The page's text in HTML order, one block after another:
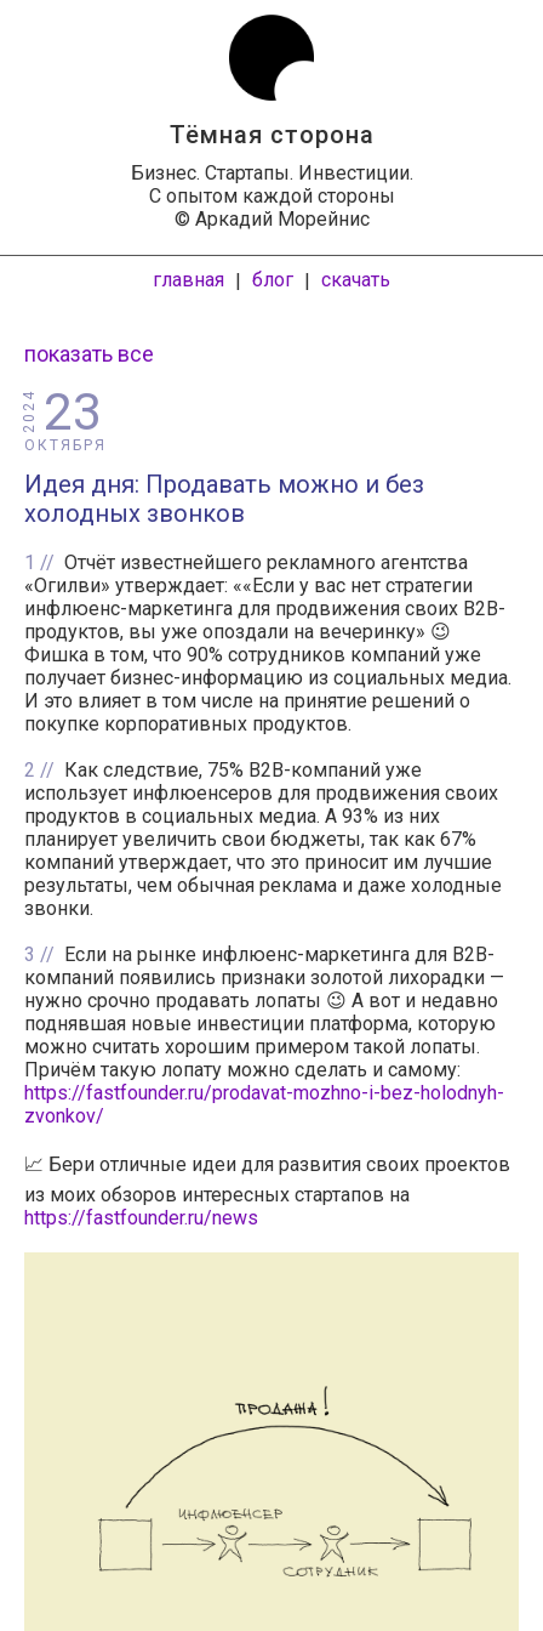
Тёмная сторона
Бизнес. Стартапы. Инвестиции.
С опытом каждой стороны
© Аркадий Морейнис
главная | блог | скачать
показать все
23
ОКТЯБРЯ
2024
Идея дня: Продавать можно и без
холодных звонков
1
Отчёт известнейшего рекламного агентства
«Огилви» утверждает: ««Если у вас нет стратегии
инфлюенс-маркетинга для продвижения своих B2B-
продуктов, вы уже опоздали на вечеринку» 😉
Фишка в том, что 90% сотрудников компаний уже
получает бизнес-информацию из социальных медиа.
И это влияет в том числе на принятие решений о
покупке корпоративных продуктов.
2
Как следствие, 75% B2B-компаний уже
использует инфлюенсеров для продвижения своих
продуктов в социальных медиа. А 93% из них
планирует увеличить свои бюджеты, так как 67%
компаний утверждает, что это приносит им лучшие
результаты, чем обычная реклама и даже холодные
звонки.
3
Если на рынке инфлюенс-маркетинга для B2B-
компаний появились признаки золотой лихорадки —
нужно срочно продавать лопаты 😉 А вот и недавно
поднявшая новые инвестиции платформа, которую
можно считать хорошим примером такой лопаты.
Причём такую лопату можно сделать и самому:
https://fastfounder.ru/prodavat-mozhno-i-bez-holodnyh-
zvonkov/
📈 Бери отличные идеи для развития своих проектов
из моих обзоров интересных стартапов на
https://fastfounder.ru/news